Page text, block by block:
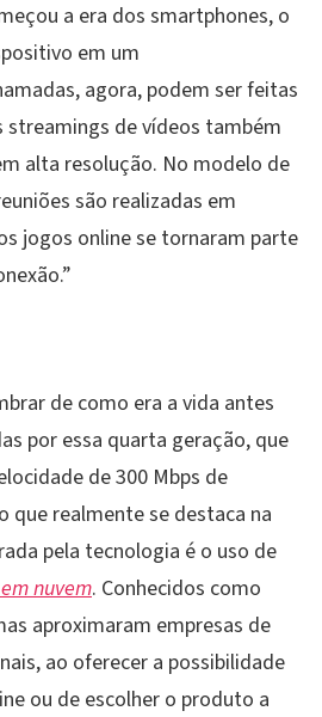
a era dos smartphones, o
em um
agora, podem ser feitas
streamings de vídeos também
alta resolução. No modelo de
são realizadas em
jogos online se tornaram parte
de como era a vida antes
por essa quarta geração, que
de 300 Mbps de
que realmente se destaca na
pela tecnologia é o uso de
nuvem. Conhecidos como
aproximaram empresas de
ao oferecer a possibilidade
ou de escolher o produto a